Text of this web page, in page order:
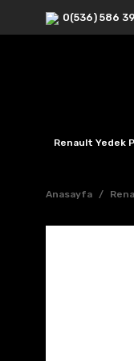
0(536) 586
Renault Yedek
Anasayfa